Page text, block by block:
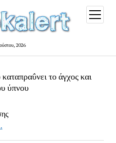
2026
open
menu
το άγχος και
ύπνου